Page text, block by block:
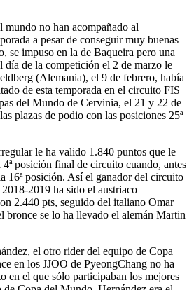
mundo no han acompañado al
a pesar de conseguir muy buenas
se impuso en la de Baqueira pero una
día de la competición el 2 de marzo le
(Alemania), el 9 de febrero, había
de esta temporada en el circuito FIS
del Mundo de Cervinia, el 21 y 22 de
plazas de podio con las posiciones 25ª
le ha valido 1.840 puntos que le
posición final de circuito cuando, antes
16ª posición. Así el ganador del circuito
2019 ha sido el austriaco
2.440 pts, seguido del italiano Omar
bronce se lo ha llevado el alemán Martin
el otro rider del equipo de Copa
en los JJOO de PyeongChang no ha
en el que sólo participaban los mejores